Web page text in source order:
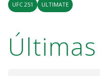
UFC 251
ULTIMATE
Últimas